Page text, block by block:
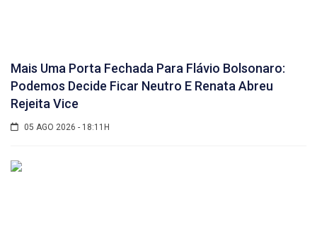
Mais Uma Porta Fechada Para Flávio Bolsonaro:
Podemos Decide Ficar Neutro E Renata Abreu
Rejeita Vice
05 AGO 2026 - 18:11H